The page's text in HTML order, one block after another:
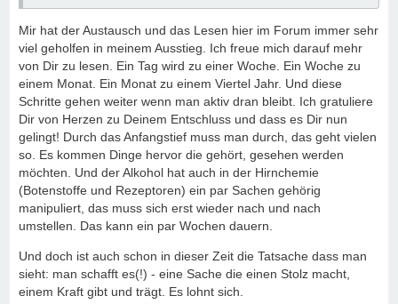
Mir hat der Austausch und das Lesen hier im Forum immer sehr
viel geholfen in meinem Ausstieg. Ich freue mich darauf mehr
von Dir zu lesen. Ein Tag wird zu einer Woche. Ein Woche zu
einem Monat. Ein Monat zu einem Viertel Jahr. Und diese
Schritte gehen weiter wenn man aktiv dran bleibt. Ich gratuliere
Dir von Herzen zu Deinem Entschluss und dass es Dir nun
gelingt! Durch das Anfangstief muss man durch, das geht vielen
so. Es kommen Dinge hervor die gehört, gesehen werden
möchten. Und der Alkohol hat auch in der Hirnchemie
(Botenstoffe und Rezeptoren) ein par Sachen gehörig
manipuliert, das muss sich erst wieder nach und nach
umstellen. Das kann ein par Wochen dauern.
Und doch ist auch schon in dieser Zeit die Tatsache dass man
sieht: man schafft es(!) - eine Sache die einen Stolz macht,
einem Kraft gibt und trägt. Es lohnt sich.